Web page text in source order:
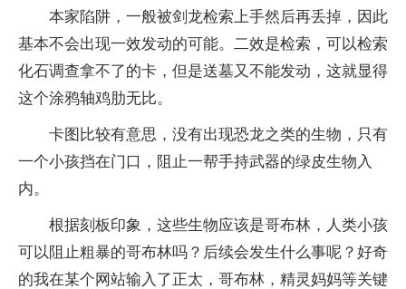
本家陷阱，一般被剑龙检索上手然后再丢掉，因此
基本不会出现一效发动的可能。二效是检索，可以检索
化石调查拿不了的卡，但是送墓又不能发动，这就显得
这个涂鸦轴鸡肋无比。
卡图比较有意思，没有出现恐龙之类的生物，只有
一个小孩挡在门口，阻止一帮手持武器的绿皮生物入
内。
根据刻板印象，这些生物应该是哥布林，人类小孩
可以阻止粗暴的哥布林吗？后续会发生什么事呢？好奇
的我在某个网站输入了正太，哥布林，精灵妈妈等关键